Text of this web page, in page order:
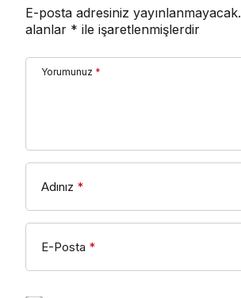
E-posta adresiniz yayınlanmayacak.
alanlar * ile işaretlenmişlerdir
Yorumunuz *
Adınız *
E-Posta *